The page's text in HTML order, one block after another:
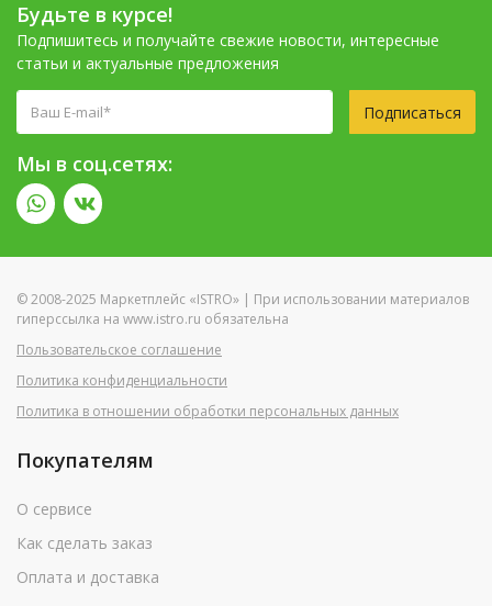
Будьте в курсе!
Подпишитесь и получайте свежие новости, интересные
статьи и актуальные предложения
Подписаться
Мы в соц.сетях:
© 2008-2025 Маркетплейс «ISTRO» | При использовании материалов
гиперссылка на www.istro.ru обязательна
Пользовательское соглашение
Политика конфиденциальности
Политика в отношении обработки персональных данных
Покупателям
О сервисе
Как сделать заказ
Оплата и доставка